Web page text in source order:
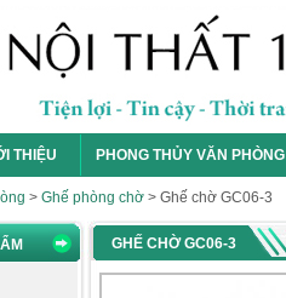
THIỆU PHONG THỦY VĂN PHÒNG
> Ghế phòng chờ > Ghế chờ GC06-3
GHẾ CHỜ GC06-3